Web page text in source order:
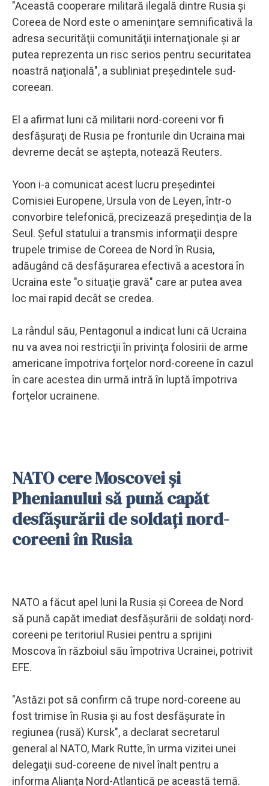
"Această cooperare militară ilegală dintre Rusia şi
Coreea de Nord este o ameninţare semnificativă la
adresa securităţii comunităţii internaţionale şi ar
putea reprezenta un risc serios pentru securitatea
noastră naţională", a subliniat preşedintele sud-
coreean.
El a afirmat luni că militarii nord-coreeni vor fi
desfăşuraţi de Rusia pe fronturile din Ucraina mai
devreme decât se aştepta, notează Reuters.
Yoon i-a comunicat acest lucru preşedintei
Comisiei Europene, Ursula von de Leyen, într-o
convorbire telefonică, precizează preşedinţia de la
Seul. Şeful statului a transmis informaţii despre
trupele trimise de Coreea de Nord în Rusia,
adăugând că desfăşurarea efectivă a acestora în
Ucraina este "o situaţie gravă" care ar putea avea
loc mai rapid decât se credea.
La rândul său, Pentagonul a indicat luni că Ucraina
nu va avea noi restricţii în privinţa folosirii de arme
americane împotriva forţelor nord-coreene în cazul
în care acestea din urmă intră în luptă împotriva
forţelor ucrainene.
NATO cere Moscovei şi
Phenianului să pună capăt
desfăşurării de soldaţi nord-
coreeni în Rusia
NATO a făcut apel luni la Rusia şi Coreea de Nord
să pună capăt imediat desfăşurării de soldaţi nord-
coreeni pe teritoriul Rusiei pentru a sprijini
Moscova în războiul său împotriva Ucrainei, potrivit
EFE.
"Astăzi pot să confirm că trupe nord-coreene au
fost trimise în Rusia şi au fost desfăşurate în
regiunea (rusă) Kursk", a declarat secretarul
general al NATO, Mark Rutte, în urma vizitei unei
delegaţii sud-coreene de nivel înalt pentru a
informa Alianţa Nord-Atlantică pe această temă.